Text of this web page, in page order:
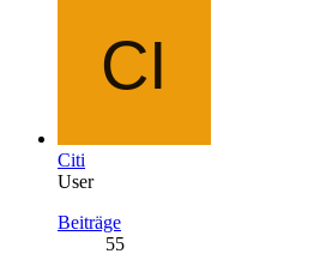
Citi
User
Beiträge
55